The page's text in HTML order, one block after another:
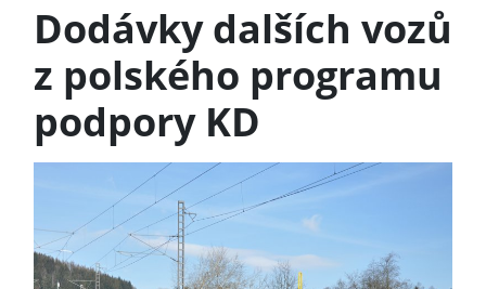
Dodávky dalších vozů
z polského programu
podpory KD